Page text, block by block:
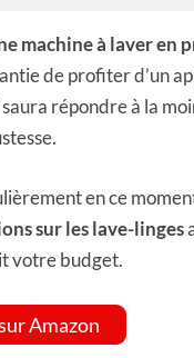
machine à laver en
de profiter d’un
répondre à la
en ce
sur les lave-linges
votre budget.
Amazon